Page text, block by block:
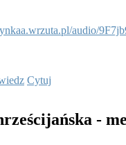
audio/
Cytuj
-